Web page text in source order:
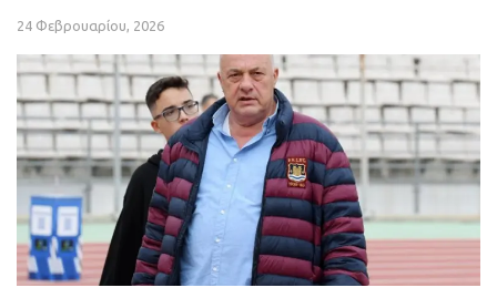
24 Φεβρουαρίου, 2026